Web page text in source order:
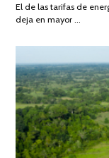
El de las tarifas de
deja en mayor …